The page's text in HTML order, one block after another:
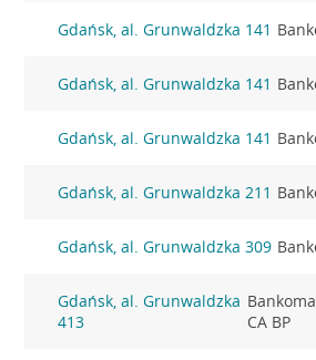
Gdańsk, al. Grunwaldzka 141
Gdańsk, al. Grunwaldzka 141
Gdańsk, al. Grunwaldzka 141
Gdańsk, al. Grunwaldzka 211
Gdańsk, al. Grunwaldzka 309
Gdańsk, al. Grunwaldzka
413
CA BP